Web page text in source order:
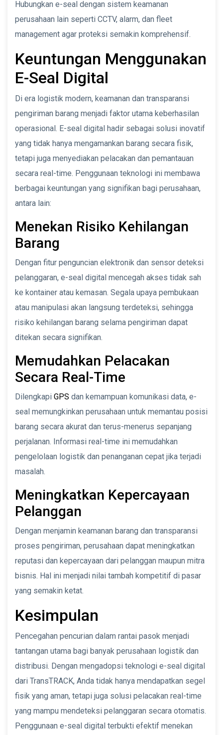
Hubungkan e-seal dengan sistem keamanan
perusahaan lain seperti CCTV, alarm, dan fleet
management agar proteksi semakin komprehensif.
Keuntungan Menggunakan
E-Seal Digital
Di era logistik modern, keamanan dan transparansi
pengiriman barang menjadi faktor utama keberhasilan
operasional. E-seal digital hadir sebagai solusi inovatif
yang tidak hanya mengamankan barang secara fisik,
tetapi juga menyediakan pelacakan dan pemantauan
secara real-time. Penggunaan teknologi ini membawa
berbagai keuntungan yang signifikan bagi perusahaan,
antara lain:
Menekan Risiko Kehilangan
Barang
Dengan fitur penguncian elektronik dan sensor deteksi
pelanggaran, e-seal digital mencegah akses tidak sah
ke kontainer atau kemasan. Segala upaya pembukaan
atau manipulasi akan langsung terdeteksi, sehingga
risiko kehilangan barang selama pengiriman dapat
ditekan secara signifikan.
Memudahkan Pelacakan
Secara Real-Time
Dilengkapi GPS dan kemampuan komunikasi data, e-
seal memungkinkan perusahaan untuk memantau posisi
barang secara akurat dan terus-menerus sepanjang
perjalanan. Informasi real-time ini memudahkan
pengelolaan logistik dan penanganan cepat jika terjadi
masalah.
Meningkatkan Kepercayaan
Pelanggan
Dengan menjamin keamanan barang dan transparansi
proses pengiriman, perusahaan dapat meningkatkan
reputasi dan kepercayaan dari pelanggan maupun mitra
bisnis. Hal ini menjadi nilai tambah kompetitif di pasar
yang semakin ketat.
Kesimpulan
Pencegahan pencurian dalam rantai pasok menjadi
tantangan utama bagi banyak perusahaan logistik dan
distribusi. Dengan mengadopsi teknologi e-seal digital
dari TransTRACK, Anda tidak hanya mendapatkan segel
fisik yang aman, tetapi juga solusi pelacakan real-time
yang mampu mendeteksi pelanggaran secara otomatis.
Penggunaan e-seal digital terbukti efektif menekan